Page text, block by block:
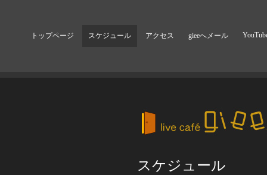
トップページ スケジュール アクセス gieeへメール
スケジュール